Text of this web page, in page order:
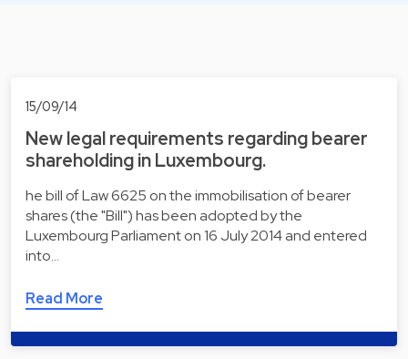
15/09/14
New legal requirements regarding bearer
shareholding in Luxembourg.
he bill of Law 6625 on the immobilisation of bearer
shares (the "Bill") has been adopted by the
Luxembourg Parliament on 16 July 2014 and entered
into…
Read More